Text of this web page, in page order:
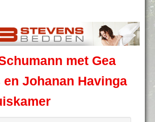
met Gea
en Johanan Havinga